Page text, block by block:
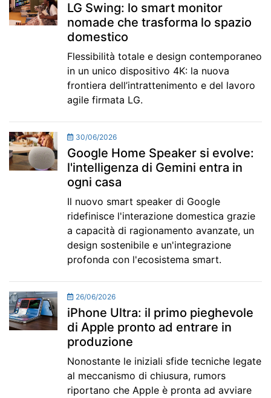
LG Swing: lo smart monitor
nomade che trasforma lo spazio
domestico
Flessibilità totale e design contemporaneo
in un unico dispositivo 4K: la nuova
frontiera dell’intrattenimento e del lavoro
agile firmata LG.
30/06/2026
Google Home Speaker si evolve:
l'intelligenza di Gemini entra in
ogni casa
Il nuovo smart speaker di Google
ridefinisce l'interazione domestica grazie
a capacità di ragionamento avanzate, un
design sostenibile e un'integrazione
profonda con l'ecosistema smart.
26/06/2026
iPhone Ultra: il primo pieghevole
di Apple pronto ad entrare in
produzione
Nonostante le iniziali sfide tecniche legate
al meccanismo di chiusura, rumors
riportano che Apple è pronta ad avviare